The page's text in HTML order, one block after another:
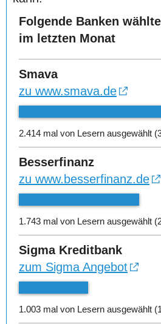
Folgende Banken
im letzten Monat
Smava
zu www.smava.de
2.414 mal von Lesern ausgewählt
Besserfinanz
zu www.besserfinanz.de
1.743 mal von Lesern ausgewählt
Sigma Kreditbank
zum Sigma Angebot
1.003 mal von Lesern ausgewählt